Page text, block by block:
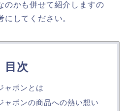
のかも併せて紹介しますの
してください。
目次
ャポンとは
ャポンの商品への熱い想い